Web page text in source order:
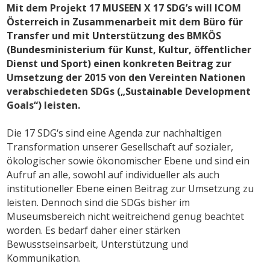
Mit dem Projekt 17 MUSEEN X 17 SDG’s will ICOM
Österreich in Zusammenarbeit mit dem Büro für
Transfer und mit Unterstützung des BMKÖS
(Bundesministerium für Kunst, Kultur, öffentlicher
Dienst und Sport) einen konkreten Beitrag zur
Umsetzung der 2015 von den Vereinten Nationen
verabschiedeten SDGs („Sustainable Development
Goals“) leisten.
Die 17 SDG‘s sind eine Agenda zur nachhaltigen
Transformation unserer Gesellschaft auf sozialer,
ökologischer sowie ökonomischer Ebene und sind ein
Aufruf an alle, sowohl auf individueller als auch
institutioneller Ebene einen Beitrag zur Umsetzung zu
leisten. Dennoch sind die SDGs bisher im
Museumsbereich nicht weitreichend genug beachtet
worden. Es bedarf daher einer stärken
Bewusstseinsarbeit, Unterstützung und
Kommunikation.